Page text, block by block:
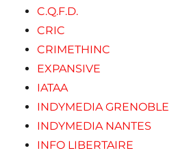
C.Q.F.D.
CRIC
CRIMETHINC
EXPANSIVE
IATAA
INDYMEDIA GRENOBLE
INDYMEDIA NANTES
INFO LIBERTAIRE